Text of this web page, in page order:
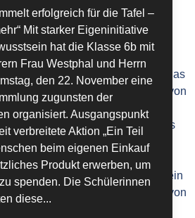
erfolgreich für die Tafel –
Mit starker Eigeninitiative
hat die Klasse 6b mit
Frau Westphal und Herrn
den 22. November eine
zugunsten der
organisiert. Ausgangspunkt
verbreitete Aktion „Ein Teil
beim eigenen Einkauf
Produkt erwerben, um
spenden. Die Schülerinnen
diese...
auch die Klasse 10b des
die damals noch als
der Aktion „Baden-Baden
hat. Szenische
Durlachers Buch „Ertrinken“, das
wurde, intensivierten die von
Auszüge aus
uns mit Frau Hampp, die uns
besuchte, über diese sehr
Stadt Baden-Baden.
ist in unserer Gesellschaft ein
des Gelingens und Bereicherns von